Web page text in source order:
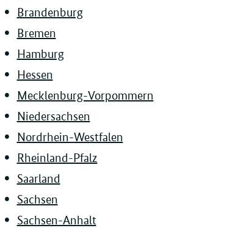
Brandenburg
Bremen
Hamburg
Hessen
Mecklenburg-Vorpommern
Niedersachsen
Nordrhein-Westfalen
Rheinland-Pfalz
Saarland
Sachsen
Sachsen-Anhalt